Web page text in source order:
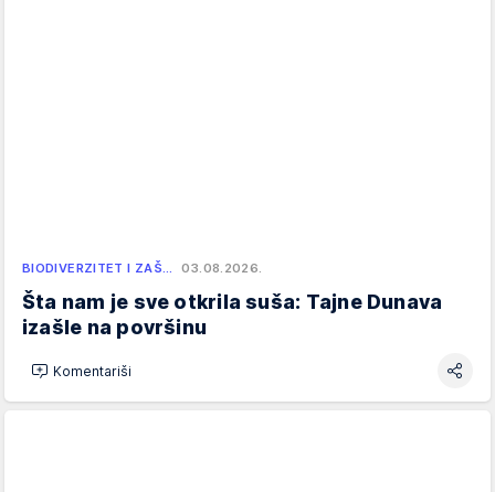
BIODIVERZITET I ZAŠ… 03.08.2026.
Šta nam je sve otkrila suša: Tajne Dunava
izašle na površinu
Komentariši